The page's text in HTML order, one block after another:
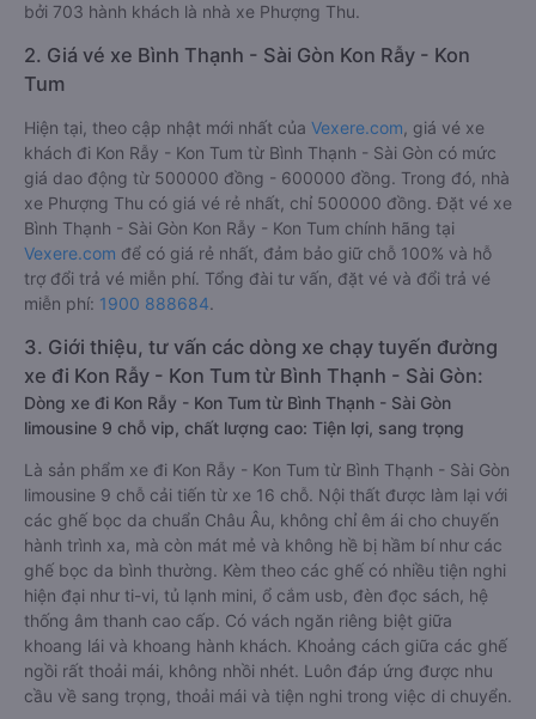
bởi 703 hành khách là nhà xe Phượng Thu.
2. Giá vé xe Bình Thạnh - Sài Gòn Kon Rẫy - Kon
Tum
Hiện tại, theo cập nhật mới nhất của Vexere.com , giá vé xe
khách đi Kon Rẫy - Kon Tum từ Bình Thạnh - Sài Gòn có mức
giá dao động từ 500000 đồng - 600000 đồng. Trong đó, nhà
xe Phượng Thu có giá vé rẻ nhất, chỉ 500000 đồng. Đặt vé xe
Bình Thạnh - Sài Gòn Kon Rẫy - Kon Tum chính hãng tại
Vexere.com để có giá rẻ nhất, đảm bảo giữ chỗ 100% và hỗ
trợ đổi trả vé miễn phí. Tổng đài tư vấn, đặt vé và đổi trả vé
miễn phí: 1900 888684.
3. Giới thiệu, tư vấn các dòng xe chạy tuyến đường
xe đi Kon Rẫy - Kon Tum từ Bình Thạnh - Sài Gòn:
Dòng xe đi Kon Rẫy - Kon Tum từ Bình Thạnh - Sài Gòn
limousine 9 chỗ vip, chất lượng cao: Tiện lợi, sang trọng
Là sản phẩm xe đi Kon Rẫy - Kon Tum từ Bình Thạnh - Sài Gòn
limousine 9 chỗ cải tiến từ xe 16 chỗ. Nội thất được làm lại với
các ghế bọc da chuẩn Châu Âu, không chỉ êm ái cho chuyến
hành trình xa, mà còn mát mẻ và không hề bị hầm bí như các
ghế bọc da bình thường. Kèm theo các ghế có nhiều tiện nghi
hiện đại như ti-vi, tủ lạnh mini, ổ cắm usb, đèn đọc sách, hệ
thống âm thanh cao cấp. Có vách ngăn riêng biệt giữa
khoang lái và khoang hành khách. Khoảng cách giữa các ghế
ngồi rất thoải mái, không nhồi nhét. Luôn đáp ứng được nhu
cầu về sang trọng, thoải mái và tiện nghi trong việc di chuyển.